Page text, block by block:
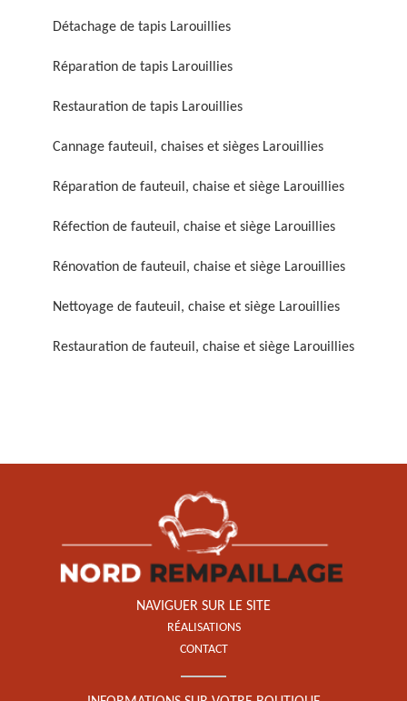
Réparation de fauteuil,
Réfection de fauteuil,
chaise et siège 59
chaise et siège 59
Restauration de fauteuil,
Détachage de tapis Larouillies
Réparation de tapis Larouillies
Restauration de tapis Larouillies
Cannage fauteuil, chaises et sièges Larouillies
Réparation de fauteuil, chaise et siège Larouillies
Réfection de fauteuil, chaise et siège Larouillies
Rénovation de fauteuil, chaise et siège Larouillies
Nettoyage de fauteuil, chaise et siège Larouillies
Restauration de fauteuil, chaise et siège Larouillies
NAVIGUER SUR LE SITE
RÉALISATIONS
CONTACT